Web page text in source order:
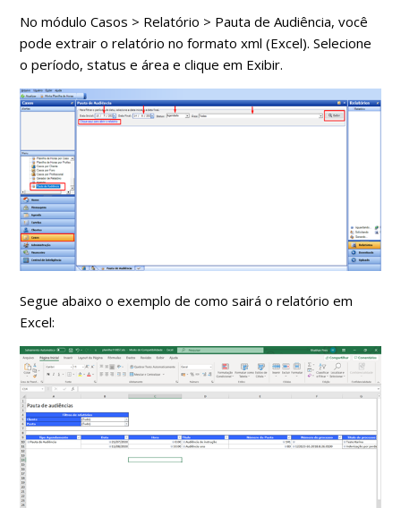
No módulo Casos > Relatório > Pauta de Audiência, você
pode extrair o relatório no formato xml (Excel). Selecione
o período, status e área e clique em Exibir.
Segue abaixo o exemplo de como sairá o relatório em
Excel: